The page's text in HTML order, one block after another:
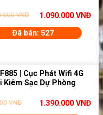
VNĐ 1.090.000 VNĐ
Đã bán: 527
| Cục Phát Wifi 4G
Kiêm Sạc Dự Phòng
VNĐ 1.390.000 VNĐ